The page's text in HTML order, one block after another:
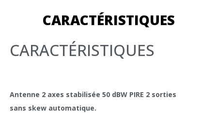
CARACTÉRISTIQUES
CARACTÉRISTIQUES
Antenne 2 axes stabilisée 50 dBW PIRE 2 sorties
sans skew automatique.